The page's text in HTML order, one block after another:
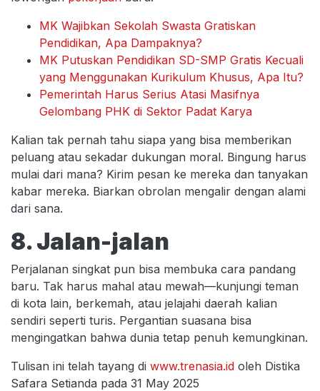
MK Wajibkan Sekolah Swasta Gratiskan
Pendidikan, Apa Dampaknya?
MK Putuskan Pendidikan SD-SMP Gratis Kecuali
yang Menggunakan Kurikulum Khusus, Apa Itu?
Pemerintah Harus Serius Atasi Masifnya
Gelombang PHK di Sektor Padat Karya
Kalian tak pernah tahu siapa yang bisa memberikan
peluang atau sekadar dukungan moral. Bingung harus
mulai dari mana? Kirim pesan ke mereka dan tanyakan
kabar mereka. Biarkan obrolan mengalir dengan alami
dari sana.
8. Jalan-jalan
Perjalanan singkat pun bisa membuka cara pandang
baru. Tak harus mahal atau mewah—kunjungi teman
di kota lain, berkemah, atau jelajahi daerah kalian
sendiri seperti turis. Pergantian suasana bisa
mengingatkan bahwa dunia tetap penuh kemungkinan.
Tulisan ini telah tayang di www.trenasia.id oleh Distika
Safara Setianda pada 31 May 2025